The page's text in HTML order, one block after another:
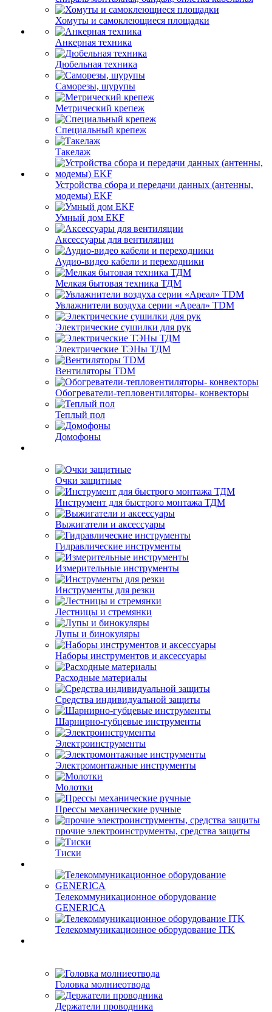
Хомуты и самоклеющиеся площадки
Анкерная техника
Дюбельная техника
Саморезы, шурупы
Метрический крепеж
Специальный крепеж
Такелаж
Устройства сбора и передачи данных (антенны,
модемы) EKF
Умный дом EKF
Аксессуары для вентиляции
Аудио-видео кабели и переходники
Мелкая бытовая техника ТДМ
Увлажнители воздуха серии «Ареал» TDM
Электрические сушилки для рук
Электрические ТЭНы ТДМ
Вентиляторы TDM
Обогреватели-тепловентиляторы- конвекторы
Теплый пол
Домофоны
Очки защитные
Инструмент для быстрого монтажа ТДМ
Выжигатели и аксессуары
Гидравлические инструменты
Измерительные инструменты
Инструменты для резки
Лестницы и стремянки
Лупы и бинокуляры
Наборы инструментов и аксессуары
Расходные материалы
Средства индивидуальной защиты
Шарнирно-губцевые инструменты
Электроинструменты
Электромонтажные инструменты
Молотки
Прессы механические ручные
прочие электроинструменты, средства защиты
Тиски
Телекоммуникационное оборудование
GENERICA
Телекоммуникационное оборудование ITK
Головка молниеотвода
Держатели проводника